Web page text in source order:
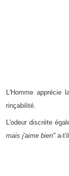
L'Homme
rinçabilité.
L'odeur discrète
mais j'aime bien" a-